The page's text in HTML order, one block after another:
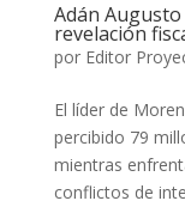
Adán
revelación
por Editor
El líder de
percibido 79
mientras
conflictos de